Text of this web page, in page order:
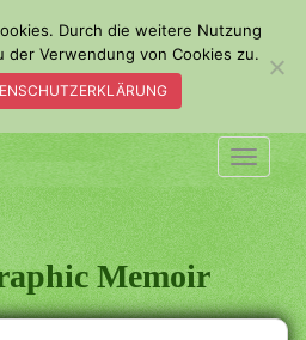
Memoir
Durch die weitere Nutzung
der Verwendung von Cookies zu.